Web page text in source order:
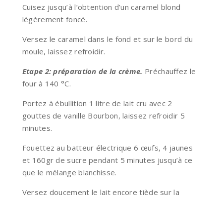
Cuisez jusqu’à l’obtention d’un caramel blond
légèrement foncé.
Versez le caramel dans le fond et sur le bord du
moule, laissez refroidir.
Etape 2: préparation de la crème. Préchauffez le
four à 140 °C.
Portez à ébullition 1 litre de lait cru avec 2
gouttes de vanille Bourbon, laissez refroidir 5
minutes.
Fouettez au batteur électrique 6 œufs, 4 jaunes
et 160gr de sucre pendant 5 minutes jusqu’à ce
que le mélange blanchisse.
Versez doucement le lait encore tiède sur la